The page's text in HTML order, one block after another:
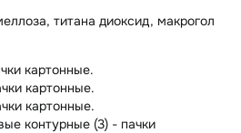
титана диоксид, макрогол
картонные.
картонные.
картонные.
контурные (3) - пачки